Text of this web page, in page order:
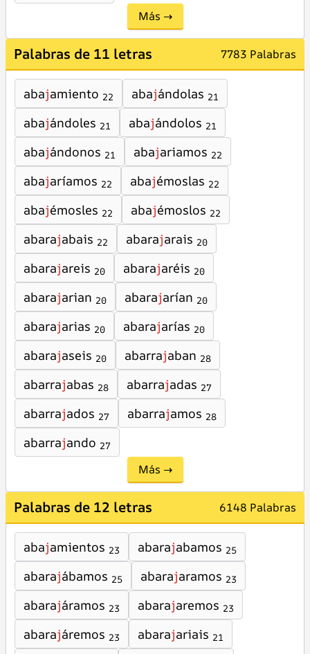
Más →
Palabras de 11 letras 7783 Palabras
abajamiento 22 abajándolas 21
abajándoles 21 abajándolos 21
abajándonos 21 abajariamos 22
abajaríamos 22 abajémoslas 22
abajémosles 22 abajémoslos 22
abarajabais 22 abarajarais 20
abarajareis 20 abarajaréis 20
abarajarian 20 abarajarían 20
abarajarias 20 abarajarías 20
abarajaseis 20 abarrajaban 28
abarrajabas 28 abarrajadas 27
abarrajados 27 abarrajamos 28
abarrajando 27
Más →
Palabras de 12 letras 6148 Palabras
abajamientos 23 abarajabamos 25
abarajábamos 25 abarajaramos 23
abarajáramos 23 abarajaremos 23
abarajáremos 23 abarajariais 21